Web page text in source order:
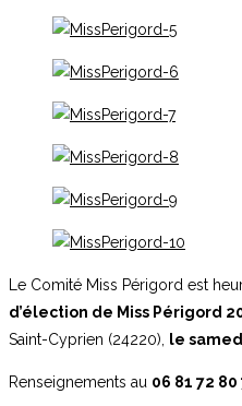
Le Comité Miss Périgord est
d’élection de Miss Périgord
Saint-Cyprien (24220),
le
Renseignements au 06 81 72 80